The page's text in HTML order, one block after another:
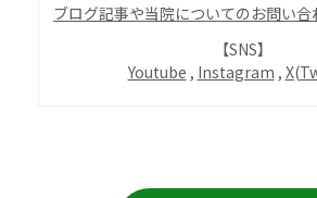
ブログ記事や当院についてのお問い合
【SNS】
Youtube , Instagram ,